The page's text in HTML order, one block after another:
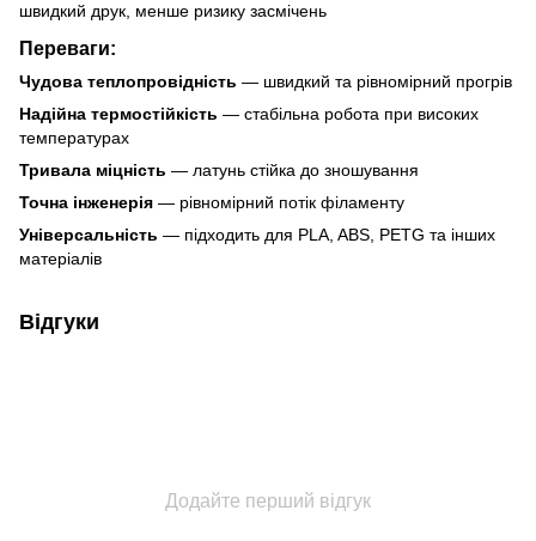
швидкий друк, менше ризику засмічень
Переваги:
Чудова теплопровідність — швидкий та рівномірний прогрів
Надійна термостійкість — стабільна робота при високих
температурах
Тривала міцність — латунь стійка до зношування
Точна інженерія — рівномірний потік філаменту
Універсальність — підходить для PLA, ABS, PETG та інших
матеріалів
Відгуки
Додайте перший відгук